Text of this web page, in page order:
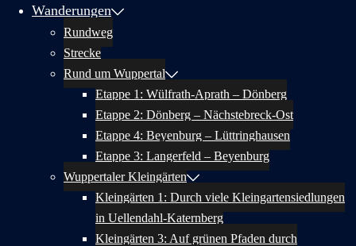
Wanderungen
Rundweg
Strecke
Rund um Wuppertal
Etappe 1: Wülfrath-Aprath – Dönberg
Etappe 2: Dönberg – Nächstebreck-Ost
Etappe 4: Beyenburg – Lüttringhausen
Etappe 3: Langerfeld – Beyenburg
Wuppertaler Kleingärten
Kleingärten 1: Durch viele Kleingartensiedlungen
in Uellendahl-Katernberg
Kleingärten 3: Auf grünen Pfaden durch